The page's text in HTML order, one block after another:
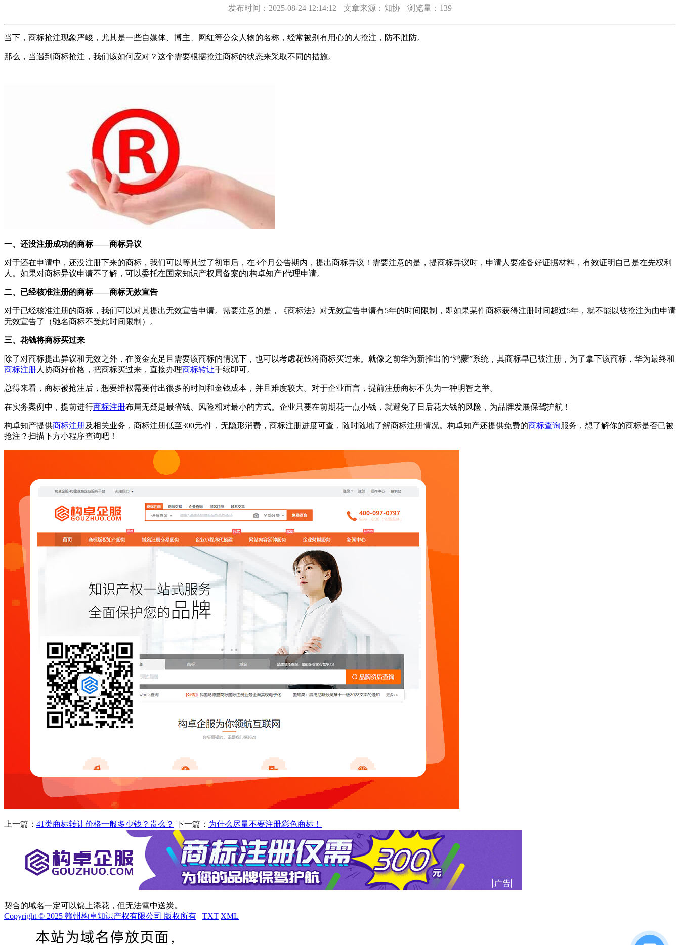
发布时间：2025-08-24 12:14:12 文章来源：知协 浏览量：139
当下，商标抢注现象严峻，尤其是一些自媒体、博主、网红等公众人物的名称，经常被别有用心的人抢注，防不胜防。
那么，当遇到商标抢注，我们该如何应对？这个需要根据抢注商标的状态来采取不同的措施。
一、还没注册成功的商标——商标异议
对于还在申请中，还没注册下来的商标，我们可以等其过了初审后，在3个月公告期内，提出商标异议！需要注意的是，提商标异议时，申请人要准备好证据材料，有效证明自己是在先权利
人。如果对商标异议申请不了解，可以委托在国家知识产权局备案的[构卓知产]代理申请。
二、已经核准注册的商标——商标无效宣告
对于已经核准注册的商标，我们可以对其提出无效宣告申请。需要注意的是，《商标法》对无效宣告申请有5年的时间限制，即如果某件商标获得注册时间超过5年，就不能以被抢注为由申请
无效宣告了（驰名商标不受此时间限制）。
三、花钱将商标买过来
除了对商标提出异议和无效之外，在资金充足且需要该商标的情况下，也可以考虑花钱将商标买过来。就像之前华为新推出的“鸿蒙”系统，其商标早已被注册，为了拿下该商标，华为最终和
商标注册人协商好价格，把商标买过来，直接办理商标转让手续即可。
总得来看，商标被抢注后，想要维权需要付出很多的时间和金钱成本，并且难度较大。对于企业而言，提前注册商标不失为一种明智之举。
在实务案例中，提前进行商标注册布局无疑是最省钱、风险相对最小的方式。企业只要在前期花一点小钱，就避免了日后花大钱的风险，为品牌发展保驾护航！
构卓知产提供商标注册及相关业务，商标注册低至300元/件，无隐形消费，商标注册进度可查，随时随地了解商标注册情况。构卓知产还提供免费的商标查询服务，想了解你的商标是否已被
抢注？扫描下方小程序查询吧！
上一篇： 41类商标转让价格一般多少钱？贵么？ 下一篇： 为什么尽量不要注册彩色商标！
契合的域名一定可以锦上添花，但无法雪中送炭。
Copyright © 2025 赣州构卓知识产权有限公司 版权所有
TXT XML